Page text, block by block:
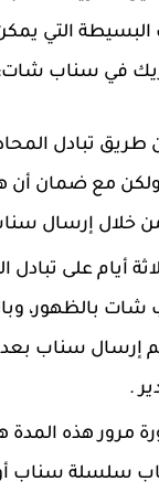
التي
في سناب
طريق تبادل
ولكن مع ضمان أن
خلال إرسال
أيام على
بالظهور،
.
مرور هذه المدة
سلسلة سناب